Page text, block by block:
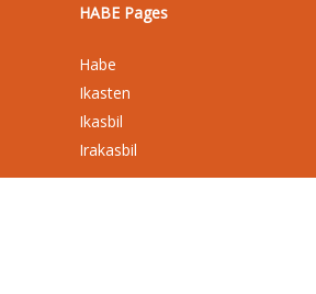
HABE Pages
Habe
Ikasten
Ikasbil
Irakasbil